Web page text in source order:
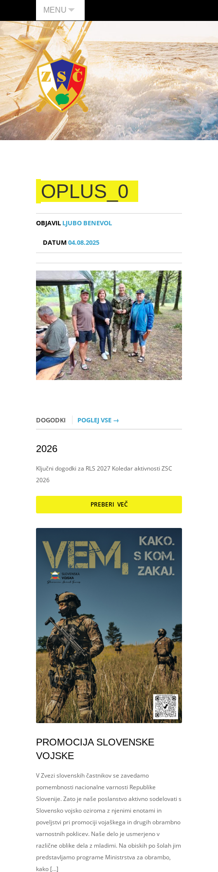
MENU
OPLUS_0
OBJAVIL LJUBO BENEVOL
DATUM04.08.2025
DOGODKI POGLEJ VSE →
2026
Ključni dogodki za RLS 2027 Koledar aktivnosti ZSC
2026
PREBERI VEČ
PROMOCIJA SLOVENSKE
VOJSKE
V Zvezi slovenskih častnikov se zavedamo
pomembnosti nacionalne varnosti Republike
Slovenije. Zato je naše poslanstvo aktivno sodelovati s
Slovensko vojsko oziroma z njenimi enotami in
poveljstvi pri promociji vojaškega in drugih obrambno
varnostnih poklicev. Naše delo je usmerjeno v
različne oblike dela z mladimi. Na obiskih po šolah jim
predstavljamo programe Ministrstva za obrambo,
kako […]